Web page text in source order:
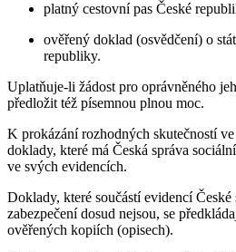
platný cestovní pas České
ověřený doklad (osvědčení) o
republiky.
Uplatňuje-li žádost pro oprávněného
předložit též písemnou plnou moc.
K prokázání rozhodných skutečností
doklady, které má Česká správa
ve svých evidencích.
Doklady, které součástí evidencí
zabezpečení dosud nejsou, se
ověřených kopiích (opisech).